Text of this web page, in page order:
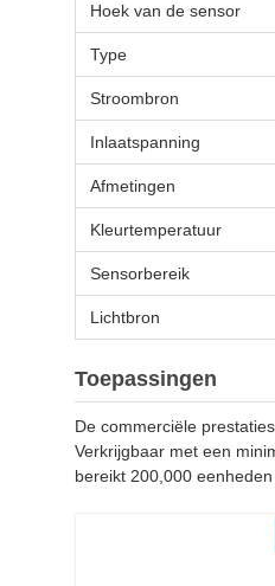
Hoek van de sensor
Type
Stroombron
Inlaatspanning
Afmetingen
Kleurtemperatuur
Sensorbereik
Lichtbron
Toepassingen
De commerciële
Verkrijgbaar met een
bereikt 200,000